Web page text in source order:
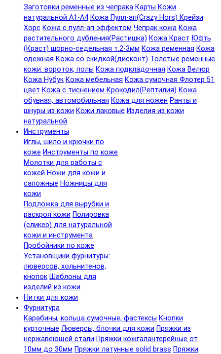
Заготовки ременные из чепрака Карты Кожи
натуральной А1-А4 Кожа Пулл-ап(Crazy Hors) Крейзи
Хорс Кожа с пулл-ап эффектом Чепрак кожа Кожа
растительного дубления(Растишка) Кожа Краст Юфть
(Краст) шорно-седельная т.2-3мм Кожа ременная Кожа
одежная Кожа со скидкой(дисконт) Толстые ременные
кожи: вороток, полы Кожа подкладочная Кожа Велюр
Кожа Нубук Кожа мебельная Кожа сумочная Флотер 51
цвет Кожа с тиснением Крокодил(Рептилия) Кожа
обувная, автомобильная Кожа для ножен Ранты и
шнуры из кожи Кожи лаковые Изделия из кожи
натуральной
Инструменты
Иглы, шило и крючки по
коже Инструменты по коже
Молотки для работы с
кожей Ножи для кожи и
сапожные Ножницы для
кожи
Подложка для вырубки и
раскроя кожи Полировка
(сликер) для натуральной
кожи и инструмента
Пробойники по коже
Установщики фурнитуры:
люверсов, хольнитенов,
кнопок Шаблоны для
изделий из кожи
Нитки для кожи
Фурнитура
Карабины, кольца сумочные, фастексы Кнопки
курточные Люверсы, блочки для кожи Пряжки из
нержавеющей стали Пряжки кожгалантерейные от
10мм до 30мм Пряжки латунные solid brass Пряжки